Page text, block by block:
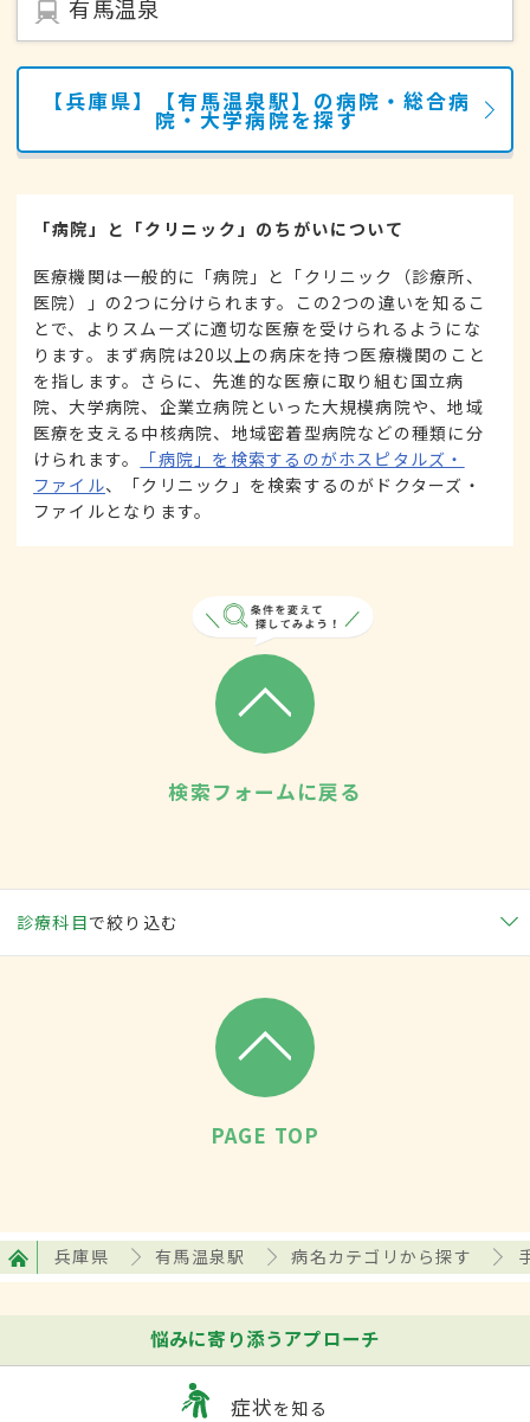
有馬温泉
【兵庫県】【有馬温泉駅】の病院・総合病
院・大学病院を探す
「病院」と「クリニック」のちがいについて
医療機関は一般的に「病院」と「クリニック（診療所、
医院）」の2つに分けられます。この2つの違いを知るこ
とで、よりスムーズに適切な医療を受けられるようにな
ります。まず病院は20以上の病床を持つ医療機関のこと
を指します。さらに、先進的な医療に取り組む国立病
院、大学病院、企業立病院といった大規模病院や、地域
医療を支える中核病院、地域密着型病院などの種類に分
けられます。
「病院」を検索するのがホスピタルズ・
ファイル、「クリニック」を検索するのがドクターズ・
ファイルとなります。
検索フォームに戻る
診療科目で絞り込む
PAGE TOP
兵庫県 有馬温泉駅 病名カテゴリから探す
悩みに寄り添うアプローチ
症状を知る